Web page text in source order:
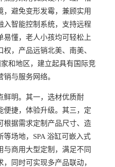
，避免变形发霉，兼顾实用
入智能控制系统，支持远程
易懂，老人小孩均可轻松上
，产品远销北美、南美、
和地区，建立起具有国际竞
与服务网络。
鲜明。其一，选材优质耐
便捷，体验升级。其三，定
根据需求定制产品尺寸、造
场地，SPA 浴缸可嵌入式
与商用大型定制，满足不同
同时可实现多产品联动，